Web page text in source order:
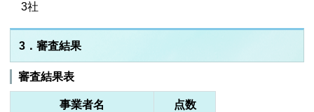
3社
3．審査結果
審査結果表
事業者名 点数